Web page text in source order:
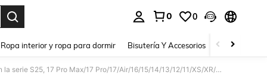
0 0
Ropa interior y ropa para dormir Bisutería Y Accesorios Zapatos
1-3 piezas Adaptador de pared de carga rápida PD 20W compatible con la serie S25, 17 Pro Max/17 Pro/17/Air/16/15/14/13/12/11/XS/XR/S25/S24/S23/S22/S21/S20 Ultra Plus// Serie